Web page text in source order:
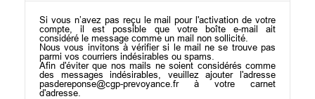
Si vous n’avez pas reçu le mail pour l'activation de votre
compte, il est possible que votre boîte e-mail ait
considéré le message comme un mail non sollicité.
Nous vous invitons à vérifier si le mail ne se trouve pas
parmi vos courriers indésirables ou spams.
Afin d'éviter que nos mails ne soient considérés comme
des messages indésirables, veuillez ajouter l'adresse
pasdereponse@cgp-prevoyance.fr à votre carnet
d'adresse.